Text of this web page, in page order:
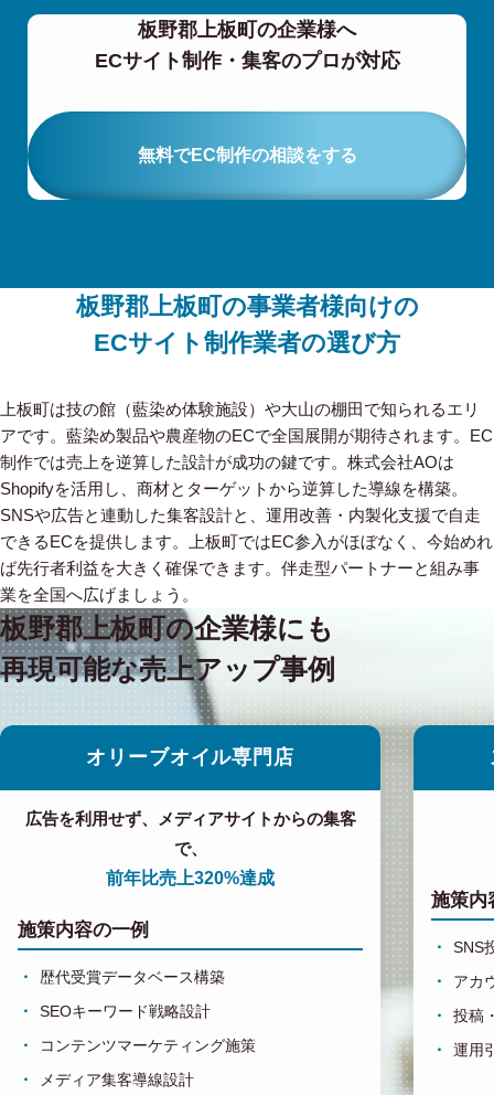
板野郡上板町の企業様へ
ECサイト制作・集客のプロが対応
無料でEC制作の相談をする
板野郡上板町の事業者様向けの
ECサイト制作業者の選び方
上板町は技の館（藍染め体験施設）や大山の棚田で知られるエリ
アです。藍染め製品や農産物のECで全国展開が期待されます。EC
制作では売上を逆算した設計が成功の鍵です。株式会社AOは
Shopifyを活用し、商材とターゲットから逆算した導線を構築。
SNSや広告と連動した集客設計と、運用改善・内製化支援で自走
できるECを提供します。上板町ではEC参入がほぼなく、今始めれ
ば先行者利益を大きく確保できます。伴走型パートナーと組み事
業を全国へ広げましょう。
板野郡上板町の企業様にも
再現可能な売上アップ事例
オリーブオイル専門店
広告を利用せず、メディアサイトからの集客
で、
前年比売上320%達成
施策内容の一例
歴代受賞データベース構築
SEOキーワード戦略設計
コンテンツマーケティング施策
メディア集客導線設計
施策内
SNS
アカ
投稿
運用